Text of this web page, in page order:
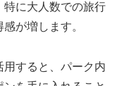
特に大人数での旅行
が増します。
用すると、パーク内